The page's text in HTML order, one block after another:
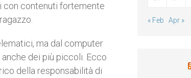
con contenuti fortemente
ma dal computer
dei più piccoli. Ecco
della responsabilità di
« Feb Apr »